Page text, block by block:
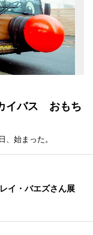
イバス おもち
始まった。
イ・バエズさん展